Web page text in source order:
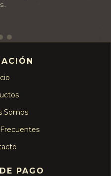
Somos
PAGO